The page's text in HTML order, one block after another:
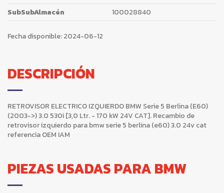
SubSubAlmacén
100028840
Fecha disponible:2024-06-12
DESCRIPCIÓN
RETROVISOR ELECTRICO IZQUIERDO BMW Serie 5 Berlina (E60)
(2003->) 3.0 530i [3,0 Ltr. - 170 kW 24V CAT]. Recambio de
retrovisor izquierdo para bmw serie 5 berlina (e60) 3.0 24v cat
referencia OEM IAM
PIEZAS USADAS PARA BMW